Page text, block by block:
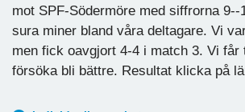
mot SPF-Södermöre med siffrorna 9--
sura miner bland våra deltagare. Vi
men fick oavgjort 4-4 i match 3. Vi får
försöka bli bättre. Resultat klicka på